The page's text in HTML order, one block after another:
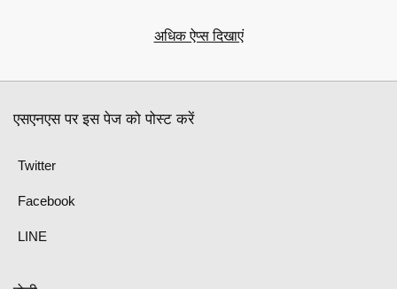
अधिक ऐप्स दिखाएं
एसएनएस पर इस पेज को पोस्ट करें
Twitter
Facebook
LINE